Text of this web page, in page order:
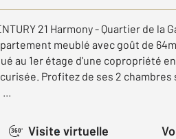
21 Harmony - Quartier de la
meublé avec goût de
au 1er étage d'une copropriété
Profitez de ses 2 chambres
...
360° Visite virtuelle